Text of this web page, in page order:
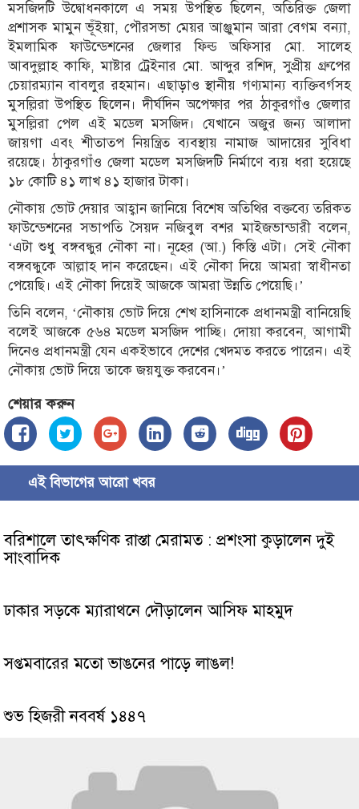
মসজিদটি উদ্বোধনকালে এ সময় উপস্থিত ছিলেন, অতিরিক্ত জেলা
প্রশাসক মামুন ভূঁইয়া, পৌরসভা মেয়র আঞ্জুমান আরা বেগম বন্যা,
ইমলামিক ফাউন্ডেশনের জেলার ফিল্ড অফিসার মো. সালেহ
আবদুল্লাহ কাফি, মাষ্টার ট্রেইনার মো. আব্দুর রশিদ, সুপ্রীয় গ্রুপের
চেয়ারম্যান বাবলুর রহমান। এছাড়াও স্থানীয় গণ্যমান্য ব্যক্তিবর্গসহ
মুসল্লিরা উপস্থিত ছিলেন। দীর্ঘদিন অপেক্ষার পর ঠাকুরগাঁও জেলার
মুসল্লিরা পেল এই মডেল মসজিদ। যেখানে অজুর জন্য আলাদা
জায়গা এবং শীতাতপ নিয়ন্ত্রিত ব্যবস্থায় নামাজ আদায়ের সুবিধা
রয়েছে। ঠাকুরগাঁও জেলা মডেল মসজিদটি নির্মাণে ব্যয় ধরা হয়েছে
১৮ কোটি ৪১ লাখ ৪১ হাজার টাকা।
নৌকায় ভোট দেয়ার আহ্বান জানিয়ে বিশেষ অতিথির বক্তব্যে তরিকত
ফাউন্ডেশনের সভাপতি সৈয়দ নজিবুল বশর মাইজভান্ডারী বলেন,
‘এটা শুধু বঙ্গবন্ধুর নৌকা না। নূহের (আ.) কিস্তি এটা। সেই নৌকা
বঙ্গবন্ধুকে আল্লাহ দান করেছেন। এই নৌকা দিয়ে আমরা স্বাধীনতা
পেয়েছি। এই নৌকা দিয়েই আজকে আমরা উন্নতি পেয়েছি।’
তিনি বলেন, ‘নৌকায় ভোট দিয়ে শেখ হাসিনাকে প্রধানমন্ত্রী বানিয়েছি
বলেই আজকে ৫৬৪ মডেল মসজিদ পাচ্ছি। দোয়া করবেন, আগামী
দিনেও প্রধানমন্ত্রী যেন একইভাবে দেশের খেদমত করতে পারেন। এই
নৌকায় ভোট দিয়ে তাকে জয়যুক্ত করবেন।’
শেয়ার করুন
এই বিভাগের আরো খবর
বরিশালে তাৎক্ষণিক রাস্তা মেরামত : প্রশংসা কুড়ালেন দুই
সাংবাদিক
ঢাকার সড়কে ম্যারাথনে দৌড়ালেন আসিফ মাহমুদ
সপ্তমবারের মতো ভাঙনের পাড়ে লাঙল!
শুভ হিজরী নববর্ষ ১৪৪৭